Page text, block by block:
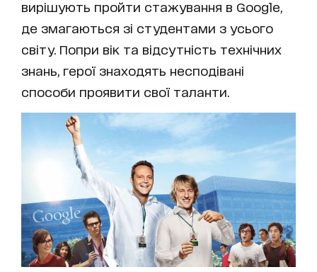
вирішують пройти стажування в Google,
де змагаються зі студентами з усього
світу. Попри вік та відсутність технічних
знань, герої знаходять несподівані
способи проявити свої таланти.